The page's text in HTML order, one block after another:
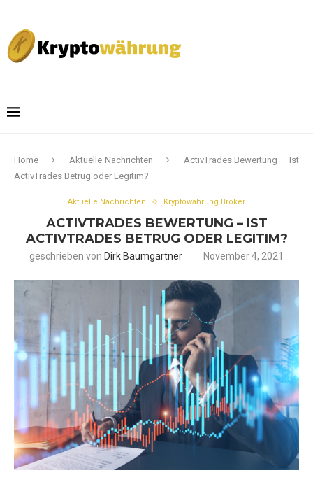
Home Aktuelle Nachrichten
ActivTrades Bewertung – Ist
ActivTrades Betrug oder Legitim?
Aktuelle Nachrichten Kryptowährung Broker
ACTIVTRADES BEWERTUNG – IST
ACTIVTRADES BETRUG ODER LEGITIM?
geschrieben von Dirk Baumgartner November 4, 2021